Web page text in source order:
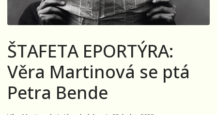
ŠTAFETA EPORTÝRA:
Věra Martinová se ptá
Petra Bende